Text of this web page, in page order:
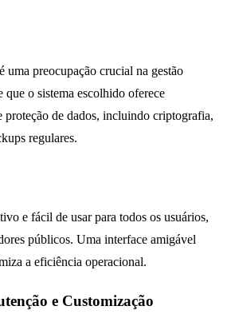
uma preocupação crucial na gestão
o sistema escolhido oferece
proteção de dados, incluindo criptografia,
regulares.
e fácil de usar para todos os usuários,
públicos. Uma interface amigável
a eficiência operacional.
e Customização